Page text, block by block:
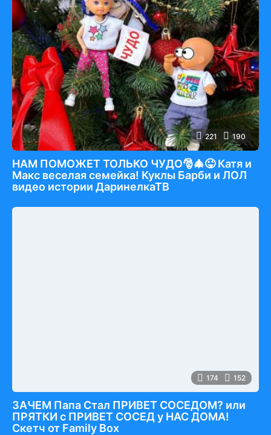
221 190
НАМ ПОМОЖЕТ ТОЛЬКО ЧУДО🎅🎄😜 Катя и
Макс веселая семейка! Куклы Барби и ЛОЛ
видео истории ДаринелкаТВ
174 152
ЗАЧЕМ Папа Стал ПРИВЕТ СОСЕДОМ? или
ПРЯТКИ с ПРИВЕТ СОСЕД у НАС ДОМА!
Скетч от Family Box